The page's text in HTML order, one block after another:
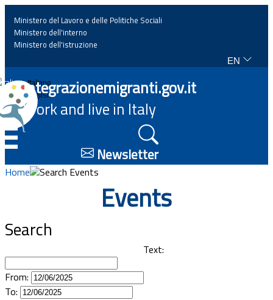
Home
News
Highlights
Regulations and law
Projects
Documents
Ministero del Lavoro e delle Politiche Sociali
Ministero dell'interno
Ministero dell'istruzione
EN
Italiano
English
Integrazionemigranti.gov.it
Work and live in Italy
Newsletter
Home Search Events
Events
Search
Text:
From:
To: